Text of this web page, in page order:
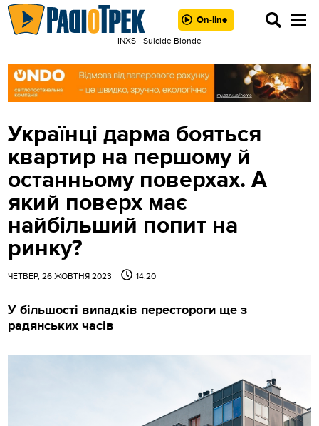
On-line
INXS - Suicide Blonde
Українці дарма бояться
квартир на першому й
останньому поверхах. А
який поверх має
найбільший попит на
ринку?
ЧЕТВЕР, 26 ЖОВТНЯ 2023 14:20
У більшості випадків перестороги ще з
радянських часів